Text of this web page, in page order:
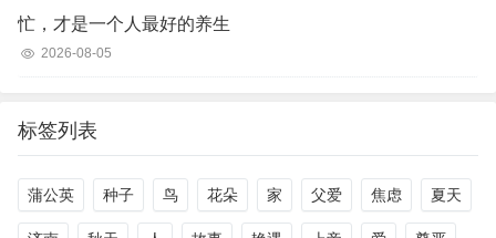
忙，才是一个人最好的养生
2026-08-05
标签列表
蒲公英 种子 鸟 花朵 家 父爱 焦虑 夏天